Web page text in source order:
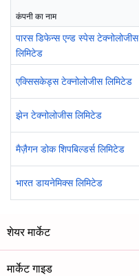
कंपनी का नाम
पारस डिफेन्स एन्ड स्पेस टेक्नोलोजीस
लिमिटेड
एक्सिसकेड्स टेक्नोलोजीस लिमिटेड
झेन टेक्नोलोजीस लिमिटेड
मैज़ैगन डोक शिपबिल्डर्स लिमिटेड
भारत डायनेमिक्स लिमिटेड
शेयर मार्केट
मार्केट गाइड